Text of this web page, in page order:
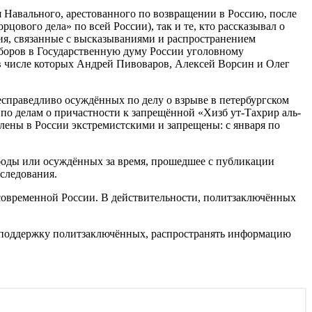
арестованного по возвращении в Россию, после
дела» по всей России), так и те, кто рассказывал о
связанные с высказываниями и распространением
в Государственную думу России уголовному
которых Андрей Пивоваров, Алексей Ворсин и Олег
осуждённых по делу о взрыве в петербургском
делам о причастности к запрещённой «Хизб ут-Тахрир аль-
в России экстремистскими и запрещены: с января по
или осуждённых за время, прошедшее с публикации
России. В действительности, политзаключённых
политзаключённых, распространять информацию